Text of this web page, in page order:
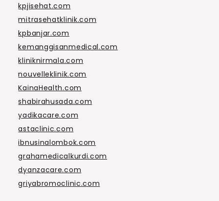
kpjisehat.com
mitrasehatklinik.com
kpbanjar.com
kemanggisanmedical.com
kliniknirmala.com
nouvelleklinik.com
KainaHealth.com
shabirahusada.com
yadikacare.com
astaclinic.com
ibnusinalombok.com
grahamedicalkurdi.com
dyanzacare.com
griyabromoclinic.com